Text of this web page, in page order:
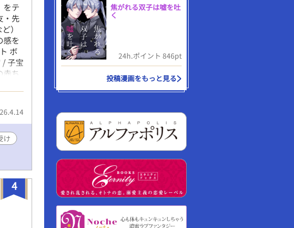
をテ
・先
）
感を
ボ
/ 子宝
赤ち
ャ
親
〜
◾️４
攻
けの
x部
け
4
焦がれる双子は嘘を吐
く
24h.ポイント 846pt
投稿漫画をもっと見る